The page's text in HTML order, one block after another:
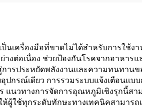
นเครื่องมือที่ขาดไม่ได้สำหรับการใ
งต่อเนื่อง ช่วยป้องกันโรคจากอาหา
การประหยัดพลังงานและความทนทา
ณ์เดียว การรวมระบบแจ้งเตือนแบบ
แนวทางการจัดการอุณหภูมิเชิงรุกนี้ส
ห้ผู้ใช้ทุกระดับทักษะทางเทคนิคสามา